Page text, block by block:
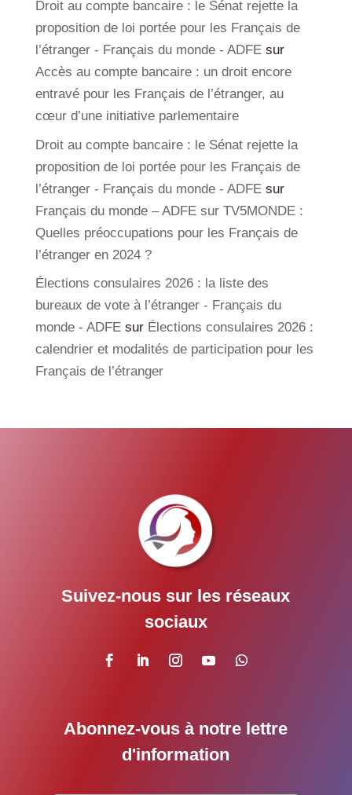
Droit au compte bancaire : le Sénat rejette la
proposition de loi portée pour les Français de
l’étranger - Français du monde - ADFEsur
Accès au compte bancaire : un droit encore
entravé pour les Français de l’étranger, au
cœur d’une initiative parlementaire
Droit au compte bancaire : le Sénat rejette la
proposition de loi portée pour les Français de
l’étranger - Français du monde - ADFEsur
Français du monde – ADFE sur TV5MONDE :
Quelles préoccupations pour les Français de
l’étranger en 2024 ?
Élections consulaires 2026 : la liste des
bureaux de vote à l’étranger - Français du
monde - ADFEsur Élections consulaires 2026 :
calendrier et modalités de participation pour les
Français de l’étranger
Suivez-nous sur les réseaux
sociaux
Abonnez-vous à notre lettre
d'information